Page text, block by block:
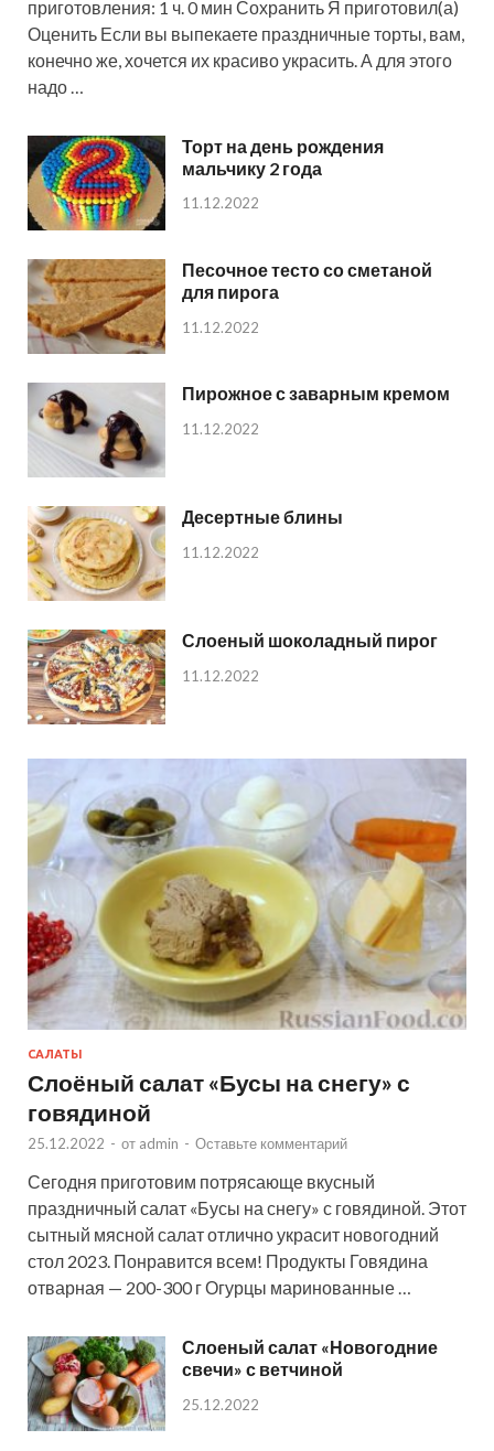
приготовления: 1 ч. 0 мин Сохранить Я приготовил(а)
Оценить Если вы выпекаете праздничные торты, вам,
конечно же, хочется их красиво украсить. А для этого
надо …
Торт на день рождения
мальчику 2 года
11.12.2022
Песочное тесто со сметаной
для пирога
11.12.2022
Пирожное с заварным кремом
11.12.2022
Десертные блины
11.12.2022
Слоеный шоколадный пирог
11.12.2022
САЛАТЫ
Слоёный салат «Бусы на снегу» с
говядиной
25.12.2022 - от admin - Оставьте комментарий
Сегодня приготовим потрясающе вкусный
праздничный салат «Бусы на снегу» с говядиной. Этот
сытный мясной салат отлично украсит новогодний
стол 2023. Понравится всем! Продукты Говядина
отварная — 200-300 г Огурцы маринованные …
Слоеный салат «Новогодние
свечи» с ветчиной
25.12.2022